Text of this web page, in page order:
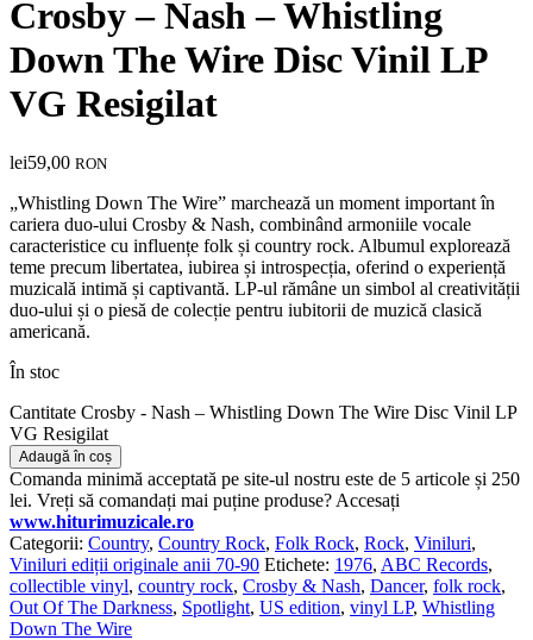
Crosby – Nash – Whistling
Down The Wire Disc Vinil LP
VG Resigilat
lei59,00 RON
„Whistling Down The Wire” marchează un moment important în
cariera duo-ului Crosby & Nash, combinând armoniile vocale
caracteristice cu influențe folk și country rock. Albumul explorează
teme precum libertatea, iubirea și introspecția, oferind o experiență
muzicală intimă și captivantă. LP-ul rămâne un simbol al creativității
duo-ului și o piesă de colecție pentru iubitorii de muzică clasică
americană.
În stoc
Cantitate Crosby - Nash – Whistling Down The Wire Disc Vinil LP
VG Resigilat
Adaugă în coș
Comanda minimă acceptată pe site-ul nostru este de 5 articole și 250
lei. Vreți să comandați mai puține produse? Accesați
www.hiturimuzicale.ro
Categorii: Country, Country Rock, Folk Rock, Rock, Viniluri,
Viniluri ediții originale anii 70-90 Etichete: 1976, ABC Records,
collectible vinyl, country rock, Crosby & Nash, Dancer, folk rock,
Out Of The Darkness, Spotlight, US edition, vinyl LP, Whistling
Down The Wire